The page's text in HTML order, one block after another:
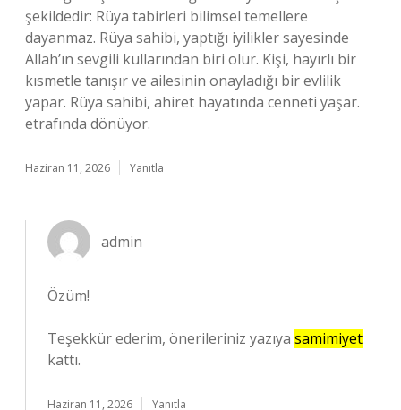
şekildedir: Rüya tabirleri bilimsel temellere
dayanmaz. Rüya sahibi, yaptığı iyilikler sayesinde
Allah’ın sevgili kullarından biri olur. Kişi, hayırlı bir
kısmetle tanışır ve ailesinin onayladığı bir evlilik
yapar. Rüya sahibi, ahiret hayatında cenneti yaşar.
etrafında dönüyor.
Haziran 11, 2026 Yanıtla
admin
Özüm!
Teşekkür ederim, önerileriniz yazıya samimiyet
kattı.
Haziran 11, 2026 Yanıtla